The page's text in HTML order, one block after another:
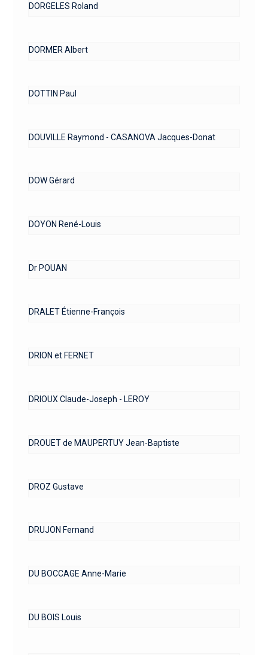
DORGELES Roland
DORMER Albert
DOTTIN Paul
DOUVILLE Raymond - CASANOVA Jacques-Donat
DOW Gérard
DOYON René-Louis
Dr POUAN
DRALET Étienne-François
DRION et FERNET
DRIOUX Claude-Joseph - LEROY
DROUET de MAUPERTUY Jean-Baptiste
DROZ Gustave
DRUJON Fernand
DU BOCCAGE Anne-Marie
DU BOIS Louis